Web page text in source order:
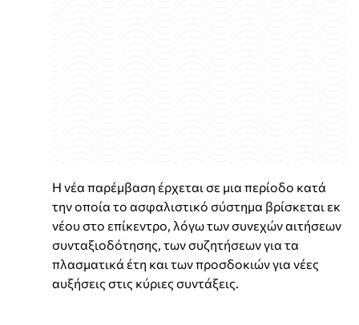
Η νέα παρέμβαση έρχεται σε μια περίοδο κατά
την οποία το ασφαλιστικό σύστημα βρίσκεται εκ
νέου στο επίκεντρο, λόγω των συνεχών αιτήσεων
συνταξιοδότησης, των συζητήσεων για τα
πλασματικά έτη και των προσδοκιών για νέες
αυξήσεις στις κύριες συντάξεις.